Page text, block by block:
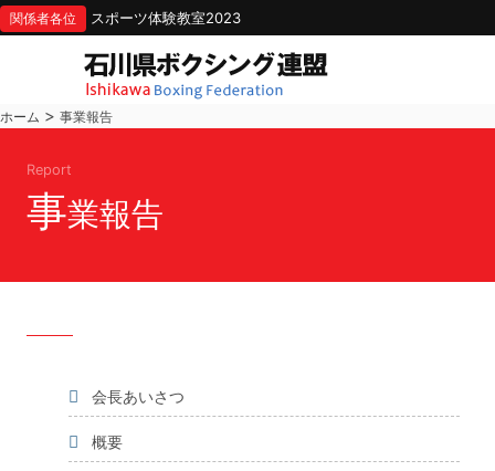
関係者各位 スポーツ体験教室2023
ホーム > 事業報告
Report
事業報告
会長あいさつ
概要